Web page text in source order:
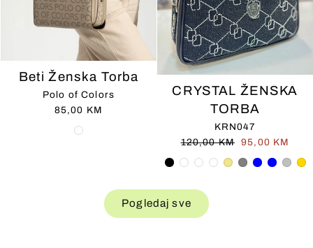
Beti Ženska Torba
Polo of Colors
85,00 KM
CRYSTAL ŽENSKA
TORBA
KRN047
Redovna
120,00 KM
Cijena
prodaji
95,00 KM
Pogledaj sve